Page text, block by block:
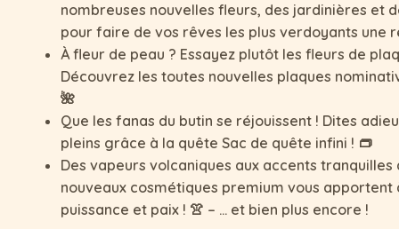
nombreuses nouvelles fleurs, des jardinières et
pour faire de vos rêves les plus verdoyants une
À fleur de peau ? Essayez plutôt les fleurs de
Découvrez les toutes nouvelles plaques
🌺
Que les fanas du butin se réjouissent ! Dites
pleins grâce à la quête Sac de quête infini ! 👝
Des vapeurs volcaniques aux accents tranquilles
nouveaux cosmétiques premium vous apportent
puissance et paix ! 👚 – … et bien plus encore !